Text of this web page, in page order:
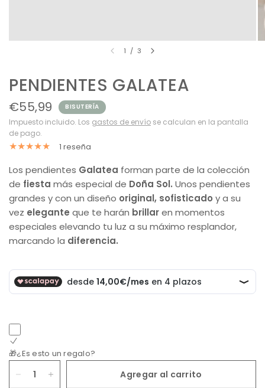
1 / 3
PENDIENTES GALATEA
€55,99 BISUTERÍA
Impuesto incluido. Los gastos de envío se calculan en la pantalla
de pago.
1 reseña
Los pendientes Galatea forman parte de la colección
de fiesta más especial de Doña Sol. Unos pendientes
grandes y con un diseño original, sofisticado y a su
vez elegante que te harán brillaren momentos
especiales elevando tu luz a su máximo resplandor,
marcando la diferencia.
🎁¿Es esto un regalo?
Agregar al carrito